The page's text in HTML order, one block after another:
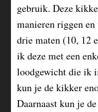
gebruik. Deze
manieren riggen
drie maten (10, 12
ik deze met een
loodgewicht die ik
kun je de kikker
Daarnaast kun je